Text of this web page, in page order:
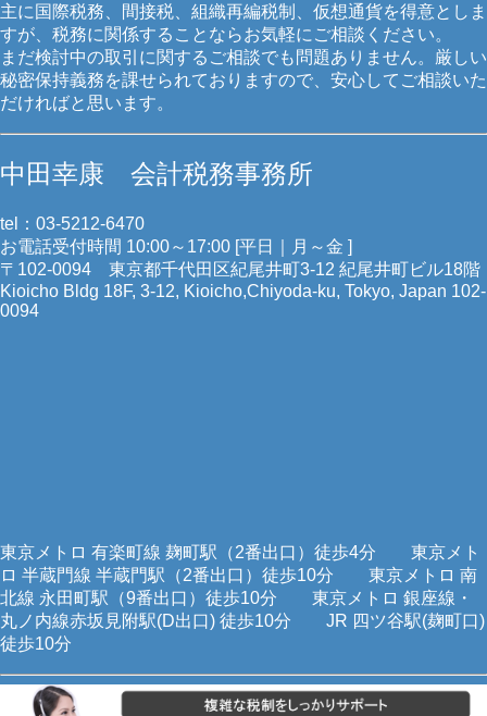
主に国際税務、間接税、組織再編税制、仮想通貨を得意としま
すが、税務に関係することならお気軽にご相談ください。
まだ検討中の取引に関するご相談でも問題ありません。厳しい
秘密保持義務を課せられておりますので、安心してご相談いた
だければと思います。
中田幸康 会計税務事務所
tel：03-5212-6470
お電話受付時間 10:00～17:00 [平日｜月～金 ]
〒102-0094 東京都千代田区紀尾井町3-12 紀尾井町ビル18階
Kioicho Bldg 18F, 3-12, Kioicho,Chiyoda-ku, Tokyo, Japan 102-
0094
東京メトロ 有楽町線 麹町駅（2番出口）徒歩4分 東京メト
ロ 半蔵門線 半蔵門駅（2番出口）徒歩10分 東京メトロ 南
北線 永田町駅（9番出口）徒歩10分 東京メトロ 銀座線・
丸ノ内線赤坂見附駅(D出口) 徒歩10分 JR 四ツ谷駅(麹町口)
徒歩10分